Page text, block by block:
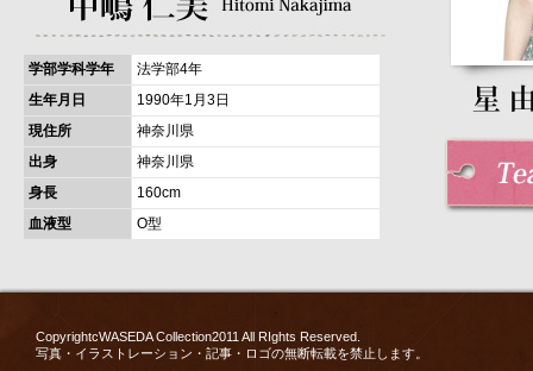
学部学科学年
法学部4年
生年月日
1990年1月3日
現住所
神奈川県
出身
神奈川県
身長
160cm
血液型
O型
CopyrightcWASEDA Collection2011 All RIghts Reserved.
写真・イラストレーション・記事・ロゴの無断転載を禁止します。